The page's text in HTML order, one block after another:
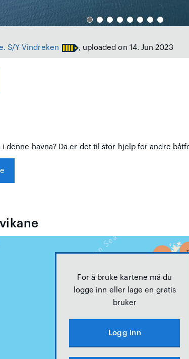
S/Y Vindreken , uploaded on 14. Jun 2023
i denne havna? Da er det til stor hjelp for andre
For å bruke kartene må du
logge inn eller lage en gratis
bruker
Logg inn